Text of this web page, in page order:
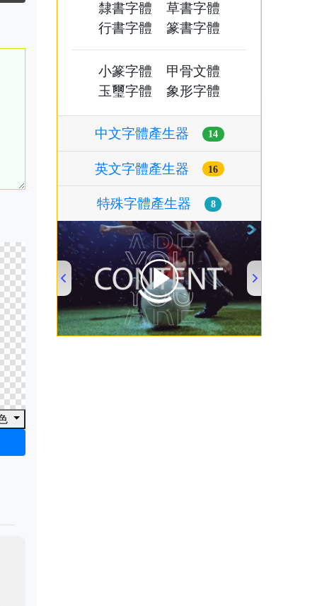
隸書字體
草書字體
行書字體
篆書字體
小篆字體
甲骨文體
玉璽字體
象形字體
中文字體產生器 14
英文字體產生器 16
特殊字體產生器 8
00:00/00:53